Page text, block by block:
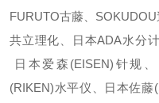
FURUTO古藤、
共立理化、日本ADA水分
日本爱森(EISEN)针规
(RIKEN)水平仪、日本佐藤